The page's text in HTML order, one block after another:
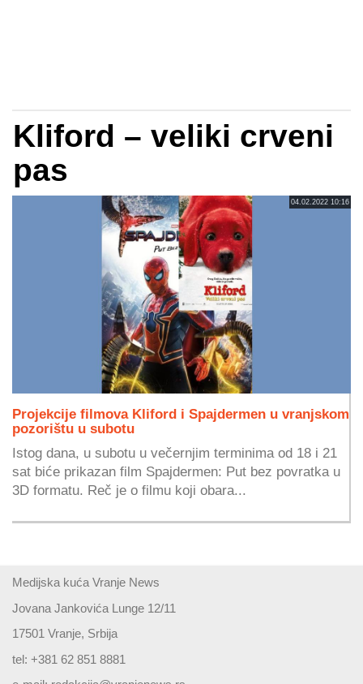
Kliford – veliki crveni
pas
04.02.2022 10:16
Projekcije filmova Kliford i Spajdermen u vranjskom
pozorištu u subotu
Istog dana, u subotu u večernjim terminima od 18 i 21
sat biće prikazan film Spajdermen: Put bez povratka u
3D formatu. Reč je o filmu koji obara...
Medijska kuća Vranje News
Jovana Jankovića Lunge 12/11
17501 Vranje, Srbija
tel: +381 62 851 8881